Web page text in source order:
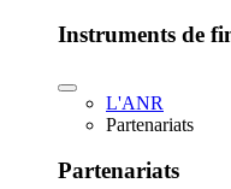
Instruments de
L'ANR
Partenariats
Partenariats